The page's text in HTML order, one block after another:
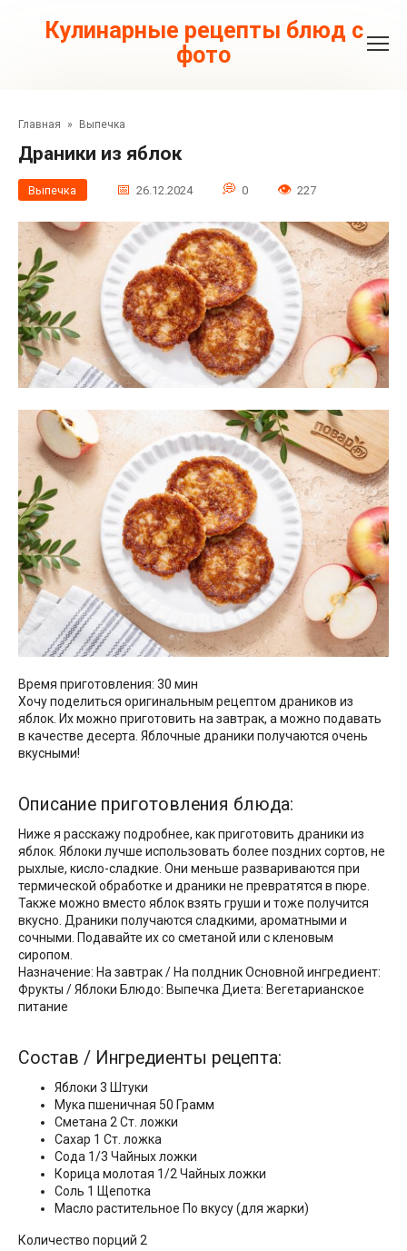
контентуКулинарные рецепты блюд с
фото
Главная » Выпечка
Драники из яблок
Выпечка 26.12.2024 0 227
Время приготовления: 30 мин
Хочу поделиться оригинальным рецептом драников из
яблок. Их можно приготовить на завтрак, а можно подавать
в качестве десерта. Яблочные драники получаются очень
вкусными!
Описание приготовления блюда:
Ниже я расскажу подробнее, как приготовить драники из
яблок. Яблоки лучше использовать более поздних сортов, не
рыхлые, кисло-сладкие. Они меньше развариваются при
термической обработке и драники не превратятся в пюре.
Также можно вместо яблок взять груши и тоже получится
вкусно. Драники получаются сладкими, ароматными и
сочными. Подавайте их со сметаной или с кленовым
сиропом.
Назначение: На завтрак / На полдник Основной ингредиент:
Фрукты / Яблоки Блюдо: Выпечка Диета: Вегетарианское
питание
Состав / Ингредиенты рецепта:
Яблоки 3 Штуки
Мука пшеничная 50 Грамм
Сметана 2 Ст. ложки
Сахар 1 Ст. ложка
Сода 1/3 Чайных ложки
Корица молотая 1/2 Чайных ложки
Соль 1 Щепотка
Масло растительное По вкусу (для жарки)
Количество порций 2